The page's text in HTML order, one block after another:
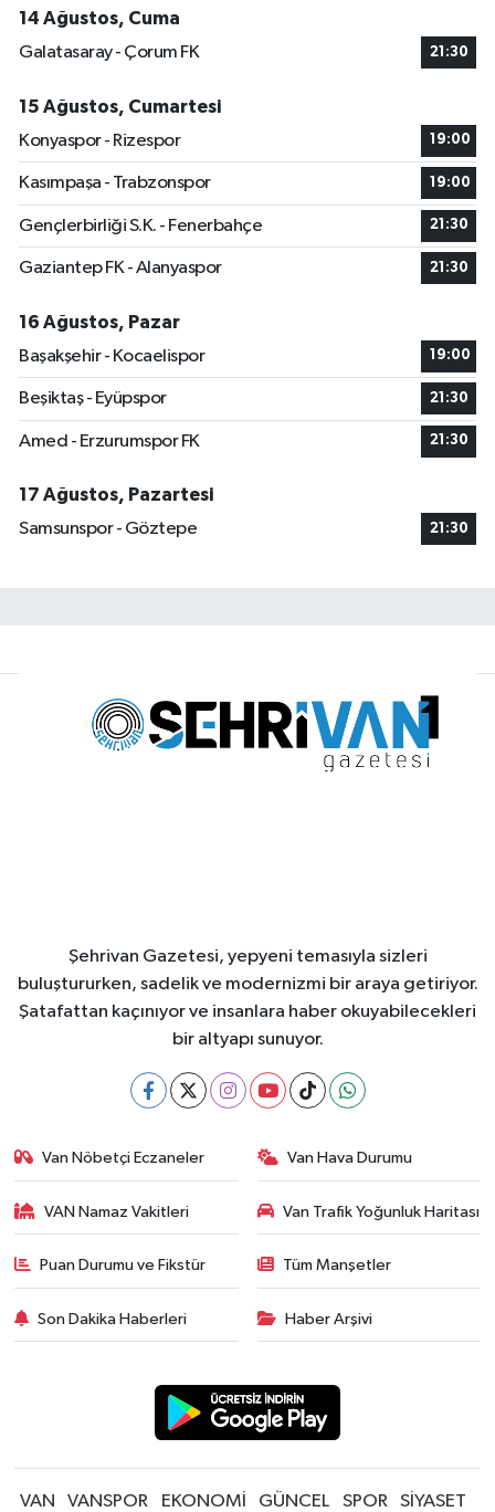
14 Ağustos, Cuma
Galatasaray - Çorum FK
21:30
15 Ağustos, Cumartesi
Konyaspor - Rizespor
19:00
Kasımpaşa - Trabzonspor 19:00
Gençlerbirliği S.K. - Fenerbahçe 21:30
Gaziantep FK - Alanyaspor 21:30
16 Ağustos, Pazar
Başakşehir - Kocaelispor
19:00
Beşiktaş - Eyüpspor 21:30
Amed - Erzurumspor FK 21:30
17 Ağustos, Pazartesi
Samsunspor - Göztepe
21:30
Şehrivan Gazetesi, yepyeni temasıyla sizleri
buluştururken, sadelik ve modernizmi bir araya getiriyor.
Şatafattan kaçınıyor ve insanlara haber okuyabilecekleri
bir altyapı sunuyor.
Van Nöbetçi Eczaneler Van Hava Durumu
VAN Namaz Vakitleri Van Trafik Yoğunluk Haritası
Puan Durumu ve Fikstür Tüm Manşetler
Son Dakika Haberleri Haber Arşivi
VAN VANSPOR EKONOMİ GÜNCEL SPOR SİYASET